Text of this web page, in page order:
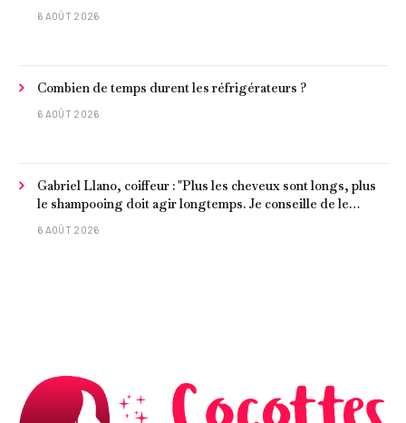
6 AOÛT 2026
Combien de temps durent les réfrigérateurs ?
6 AOÛT 2026
Gabriel Llano, coiffeur : "Plus les cheveux sont longs, plus
le shampooing doit agir longtemps. Je conseille de le
laisser entre 1 et 3 minutes."
6 AOÛT 2026